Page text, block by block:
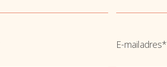
E-mailadres*